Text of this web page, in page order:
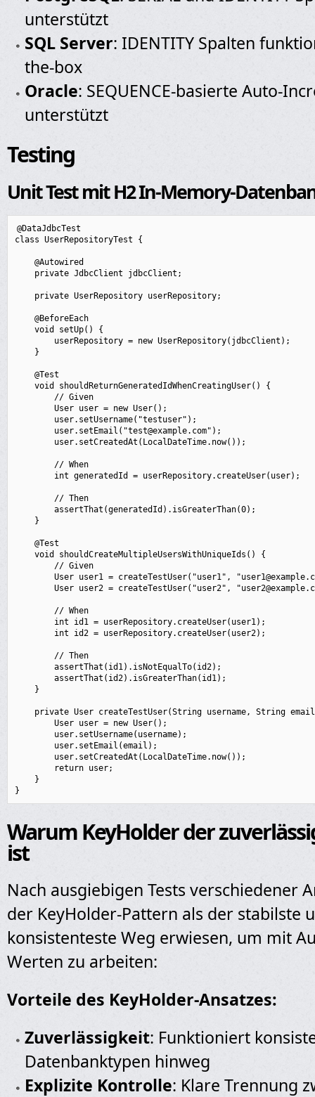
unterstützt
SQL Server: IDENTITY Spalten
the-box
Oracle: SEQUENCE-basierte Auto-
unterstützt
Testing
Unit Test mit H2 In-Memory-
@DataJdbcTest
class UserRepositoryTest {
    @Autowired
    private JdbcClient jdbcClient;
    private UserRepository userRepository;
    @BeforeEach
    void setUp() {
        userRepository = new UserRepository(jdbcClient);
    }
    @Test
    void shouldReturnGeneratedIdWhenCreatingUser() {
        // Given
        User user = new User();
        user.setUsername("testuser");
        user.setEmail("test@example.com");
        user.setCreatedAt(LocalDateTime.now());
        // When
        int generatedId = userRepository.createUser(user);
        // Then
        assertThat(generatedId).isGreaterThan(0);
    }
    @Test
    void shouldCreateMultipleUsersWithUniqueIds() {
        // Given
User user1 = createTestUser("user1",
User user2 = createTestUser("user2",
        // When
        int id1 = userRepository.createUser(user1);
        int id2 = userRepository.createUser(user2);
        // Then
        assertThat(id1).isNotEqualTo(id2);
        assertThat(id2).isGreaterThan(id1);
    }
private User createTestUser(String username, String
        User user = new User();
        user.setUsername(username);
        user.setEmail(email);
        user.setCreatedAt(LocalDateTime.now());
        return user;
    }
Warum KeyHolder der
ist
Nach ausgiebigen Tests verschiedener
der KeyHolder-Pattern als der stabilste
konsistenteste Weg erwiesen, um mit
Werten zu arbeiten:
Vorteile des KeyHolder-Ansatzes:
Zuverlässigkeit: Funktioniert
Datenbanktypen hinweg
Explizite Kontrolle: Klare Trennung